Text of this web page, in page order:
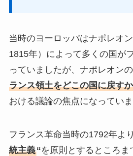
当時のヨーロッパはナポレオ
1815年）によって多くの国が
っていましたが、ナポレオンの
ランス領土をどこの国に戻すか
おける議論の焦点になっていま
フランス革命当時の1792年よ
統主義“を原則とするところま